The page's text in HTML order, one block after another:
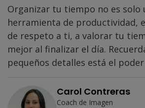
Organizar tu tiempo no es solo
herramienta de productividad,
de respeto a ti, a valorar tu
mejor al finalizar el día.
pequeños detalles está el
Carol Contreras
Coach de Imagen